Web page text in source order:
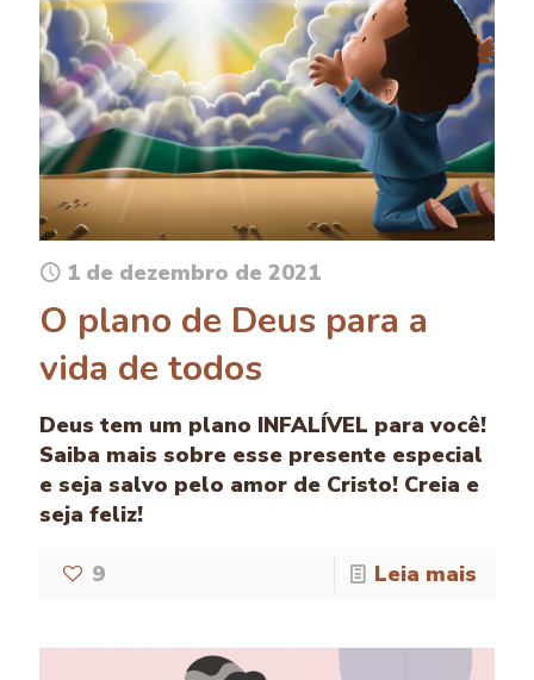
1 de dezembro de 2021
O plano de Deus para a
vida de todos
Deus tem um plano INFALÍVEL para você!
Saiba mais sobre esse presente especial
e seja salvo pelo amor de Cristo! Creia e
seja feliz!
9 Leia mais